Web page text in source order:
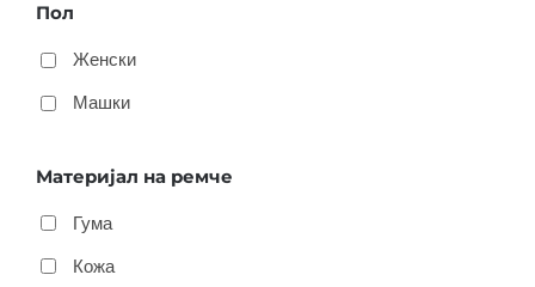
Пол
Женски
Машки
Материјал на ремче
Гума
Кожа